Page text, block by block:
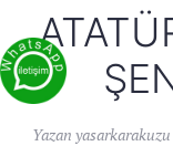
Yazan yasarkarakuzu